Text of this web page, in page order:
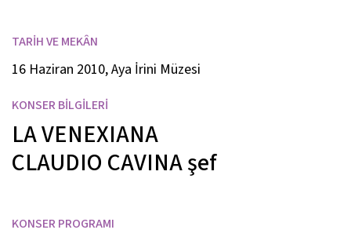
TARİH VE MEKÂN
16 Haziran 2010, Aya İrini Müzesi
KONSER BİLGİLERİ
LA VENEXIANA
CLAUDIO CAVINAşef
KONSER PROGRAMI